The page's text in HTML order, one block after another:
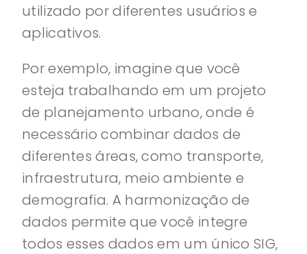
utilizado por diferentes usuários e
aplicativos.
Por exemplo, imagine que você
esteja trabalhando em um projeto
de planejamento urbano, onde é
necessário combinar dados de
diferentes áreas, como transporte,
infraestrutura, meio ambiente e
demografia. A harmonização de
dados permite que você integre
todos esses dados em um único SIG,